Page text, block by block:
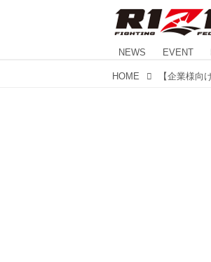
NEWS EVENT
HOME